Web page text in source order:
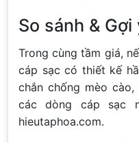
So sánh &
Trong cùng tầm giá,
cáp sạc có thiết kế
chắn chống mèo
các dòng cáp sạc
hieutaphoa.com.